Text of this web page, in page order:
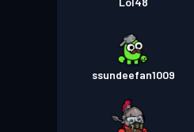
ssundeefan1009